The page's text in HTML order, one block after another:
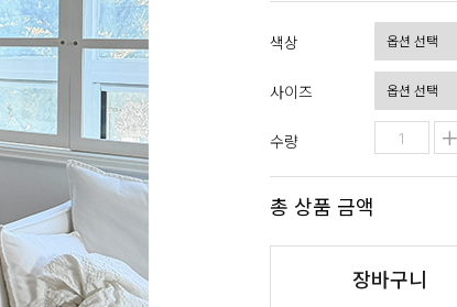
색상
사이즈
수량
총 상품 금액
장바구니